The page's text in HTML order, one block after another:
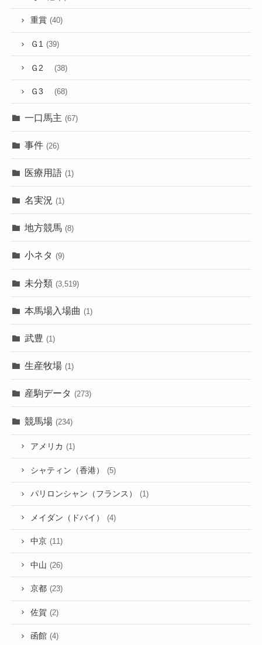
重賞 (40)
Ｇ1 (39)
Ｇ2 (38)
Ｇ3 (68)
一口馬主 (67)
事件 (26)
医療用語 (1)
名実況 (1)
地方競馬 (8)
小ネタ (9)
未分類 (3,519)
本馬場入場曲 (1)
武豊 (1)
生産牧場 (1)
産駒データ (273)
競馬場 (234)
アメリカ (1)
シャティン（香港） (5)
パリロンシャン（フランス） (1)
メイダン（ドバイ） (4)
中京 (11)
中山 (26)
京都 (23)
佐賀 (2)
函館 (4)